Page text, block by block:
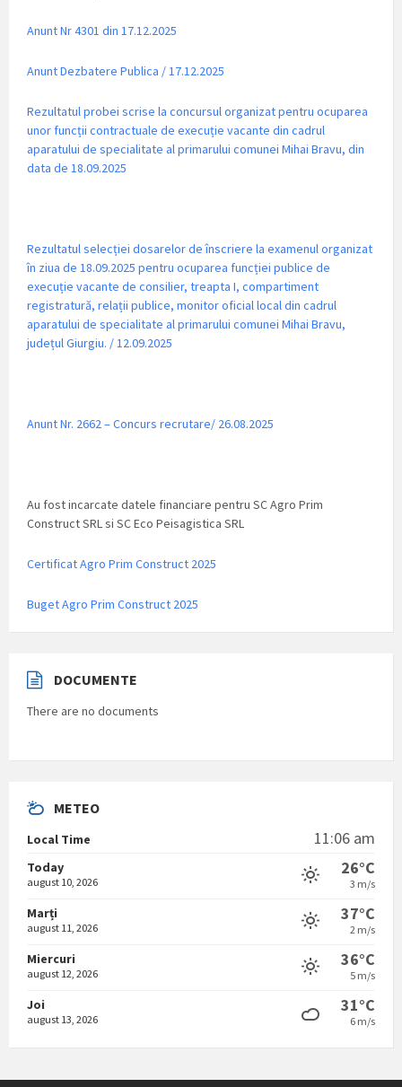
Anunt Nr 4301 din 17.12.2025
Anunt Dezbatere Publica / 17.12.2025
Rezultatul probei scrise la concursul organizat pentru ocuparea
unor funcții contractuale de execuție vacante din cadrul
aparatului de specialitate al primarului comunei Mihai Bravu, din
data de 18.09.2025
Rezultatul selecției dosarelor de înscriere la examenul organizat
în ziua de 18.09.2025 pentru ocuparea funcției publice de
execuție vacante de consilier, treapta I, compartiment
registratură, relații publice, monitor oficial local din cadrul
aparatului de specialitate al primarului comunei Mihai Bravu,
județul Giurgiu. / 12.09.2025
Anunt Nr. 2662 – Concurs recrutare/ 26.08.2025
Au fost incarcate datele financiare pentru SC Agro Prim
Construct SRL si SC Eco Peisagistica SRL
Certificat Agro Prim Construct 2025
Buget Agro Prim Construct 2025
DOCUMENTE
There are no documents
METEO
Local Time 11:06 am
Today
august 10, 2026
26°C
3 m/s
Marți
august 11, 2026
37°C
2 m/s
Miercuri
august 12, 2026
36°C
5 m/s
Joi
august 13, 2026
31°C
6 m/s